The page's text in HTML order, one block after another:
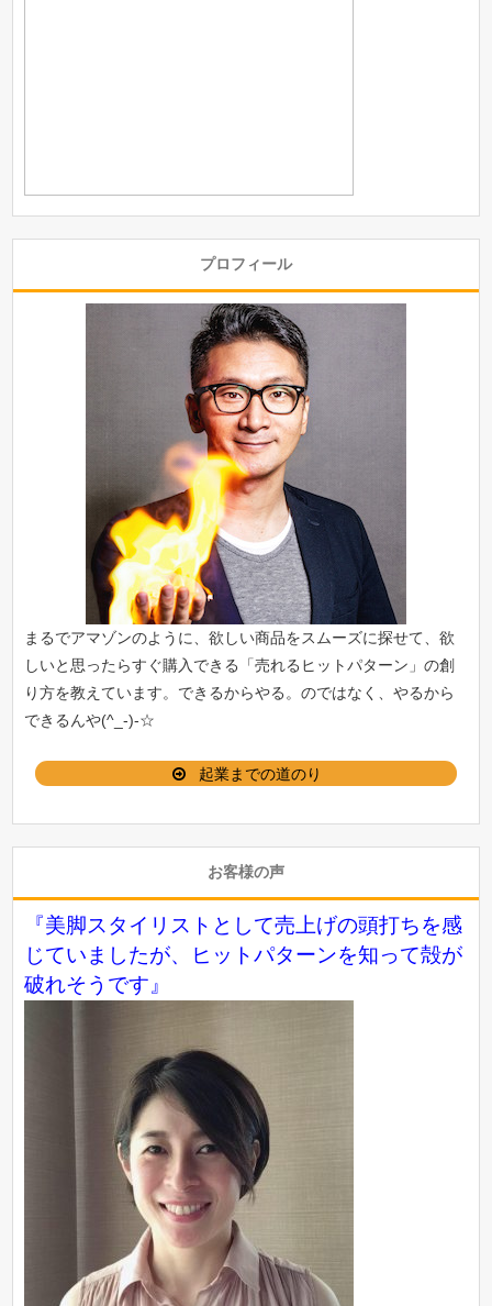
プロフィール
まるでアマゾンのように、欲しい商品をスムーズに探せて、欲
しいと思ったらすぐ購入できる「売れるヒットパターン 」の創
り方を教えています。できるからやる。のではなく、やるから
できるんや(^_-)-☆
起業までの道のり
お客様の声
『美脚スタイリストとして売上げの頭打ちを感
じていましたが、ヒットパターンを知って殻が
破れそうです』